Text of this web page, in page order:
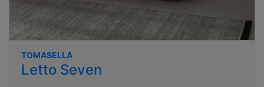
TOMASELLA
Letto Seven